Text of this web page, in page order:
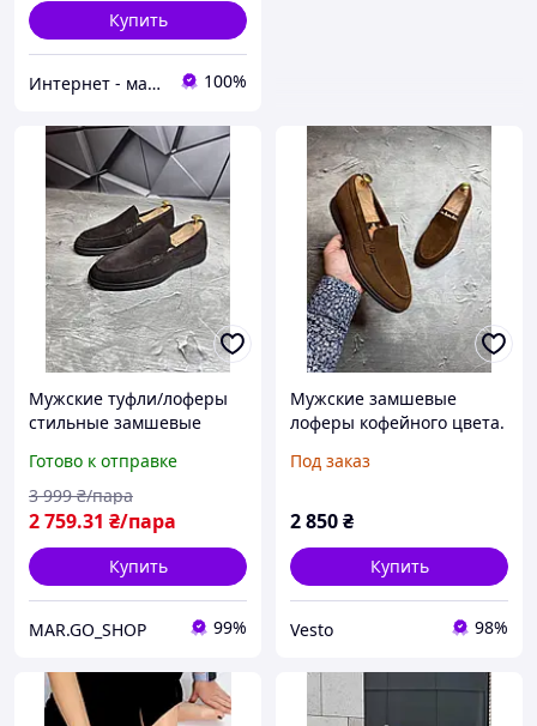
Купить
Интернет - магазин "MariModa" 100%
Мужские туфли/лоферы
стильные замшевые
(цвет шоколад)
Готово к отправке
2 759.31 ₴/пара
3 999 ₴/пара
Купить
MAR.GO_SHOP 99%
Мужские замшевые
лоферы кофейного цвета.
Стильные коричневые
Под заказ
2 850₴
Купить
Vesto 98%